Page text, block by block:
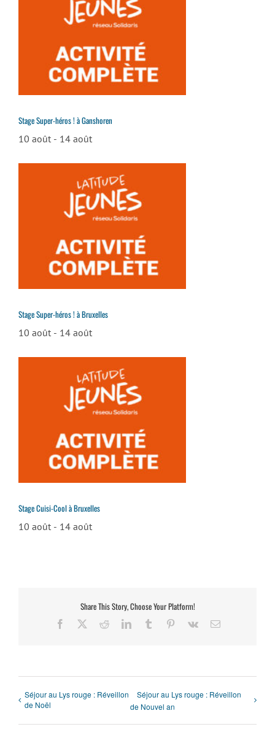
Stage Super-héros ! à Ganshoren
10 août - 14 août
Stage Super-héros ! à Bruxelles
10 août - 14 août
Stage Cuisi-Cool à Bruxelles
10 août - 14 août
Share This Story, Choose Your Platform!
Facebook RedditLinkedInTumblr Pinterest
Vk Email
Séjour au Lys rouge : Réveillon
de Noël
Séjour au Lys rouge : Réveillon
de Nouvel an